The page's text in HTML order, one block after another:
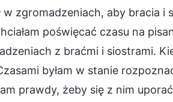
w zgromadzeniach, aby bracia i
poświęcać czasu na
z braćmi i siostrami.
byłam w stanie
prawdy, żeby się z nim